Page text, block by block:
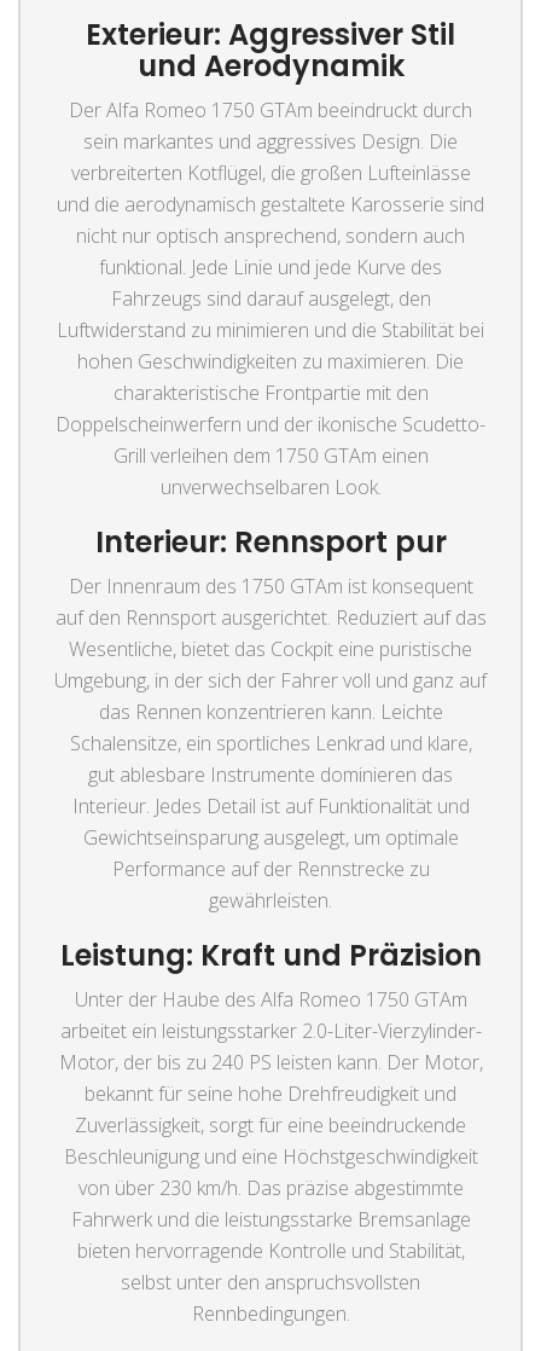
Exterieur: Aggressiver Stil
und Aerodynamik
Der Alfa Romeo 1750 GTAm beeindruckt durch
sein markantes und aggressives Design. Die
verbreiterten Kotflügel, die großen Lufteinlässe
und die aerodynamisch gestaltete Karosserie sind
nicht nur optisch ansprechend, sondern auch
funktional. Jede Linie und jede Kurve des
Fahrzeugs sind darauf ausgelegt, den
Luftwiderstand zu minimieren und die Stabilität bei
hohen Geschwindigkeiten zu maximieren. Die
charakteristische Frontpartie mit den
Doppelscheinwerfern und der ikonische Scudetto-
Grill verleihen dem 1750 GTAm einen
unverwechselbaren Look.
Interieur: Rennsport pur
Der Innenraum des 1750 GTAm ist konsequent
auf den Rennsport ausgerichtet. Reduziert auf das
Wesentliche, bietet das Cockpit eine puristische
Umgebung, in der sich der Fahrer voll und ganz auf
das Rennen konzentrieren kann. Leichte
Schalensitze, ein sportliches Lenkrad und klare,
gut ablesbare Instrumente dominieren das
Interieur. Jedes Detail ist auf Funktionalität und
Gewichtseinsparung ausgelegt, um optimale
Performance auf der Rennstrecke zu
gewährleisten.
Leistung: Kraft und Präzision
Unter der Haube des Alfa Romeo 1750 GTAm
arbeitet ein leistungsstarker 2.0-Liter-Vierzylinder-
Motor, der bis zu 240 PS leisten kann. Der Motor,
bekannt für seine hohe Drehfreudigkeit und
Zuverlässigkeit, sorgt für eine beeindruckende
Beschleunigung und eine Höchstgeschwindigkeit
von über 230 km/h. Das präzise abgestimmte
Fahrwerk und die leistungsstarke Bremsanlage
bieten hervorragende Kontrolle und Stabilität,
selbst unter den anspruchsvollsten
Rennbedingungen.